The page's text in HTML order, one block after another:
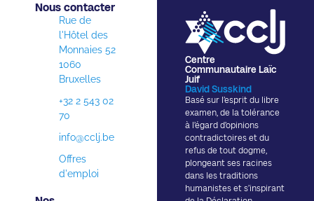
Centre
Communautaire Laïc
Juif
David Susskind
Basé sur l’esprit du libre
examen, de la tolérance
à l’égard d’opinions
contradictoires et du
refus de tout dogme,
plongeant ses racines
dans les traditions
humanistes et s’inspirant
Nous contacter​
Rue de
l'Hôtel des
Monnaies 52
1060
Bruxelles
+32 2 543 02
70
info@cclj.be
Offres
d'emploi